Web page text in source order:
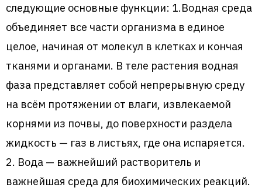
следующие основные функции: 1.Водная среда
объединяет все части организма в единое
целое, начиная от молекул в клетках и кончая
тканями и органами. В теле растения водная
фаза представляет собой непрерывную среду
на всём протяжении от влаги, извлекаемой
корнями из почвы, до поверхности раздела
жидкость — газ в листьях, где она испаряется.
2. Вода — важнейший растворитель и
важнейшая среда для биохимических реакций.